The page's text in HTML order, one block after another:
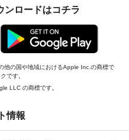
ンロードはコチラ
他の国や地域におけるApple Inc.の商標で
です。
LLC の商標です。
情報